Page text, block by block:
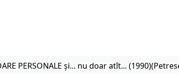
PERSONALE și... nu doar atît...